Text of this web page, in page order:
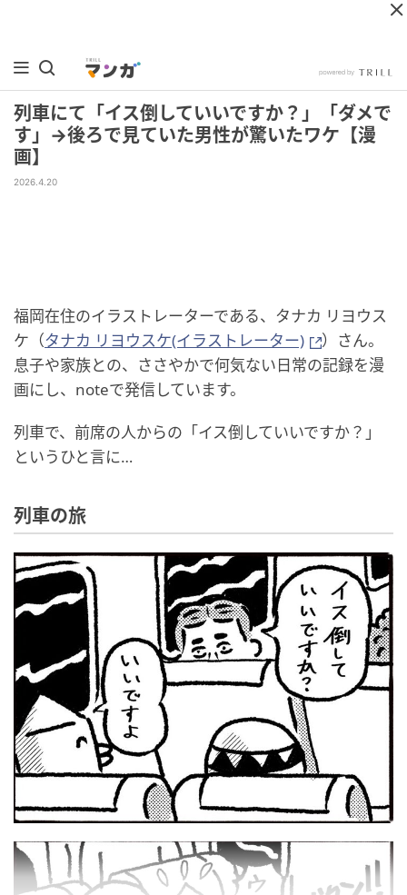
列車にて「イス倒していいですか？」「ダメで
す」→後ろで見ていた男性が驚いたワケ【漫
画】
2026.4.20
福岡在住のイラストレーターである、タナカ リヨウス
ケ（タナカ リヨウスケ(イラストレーター)
）さん。
息子や家族との、ささやかで何気ない日常の記録を漫
画にし、noteで発信しています。
列車で、前席の人からの「イス倒していいですか？」
というひと言に…
列車の旅